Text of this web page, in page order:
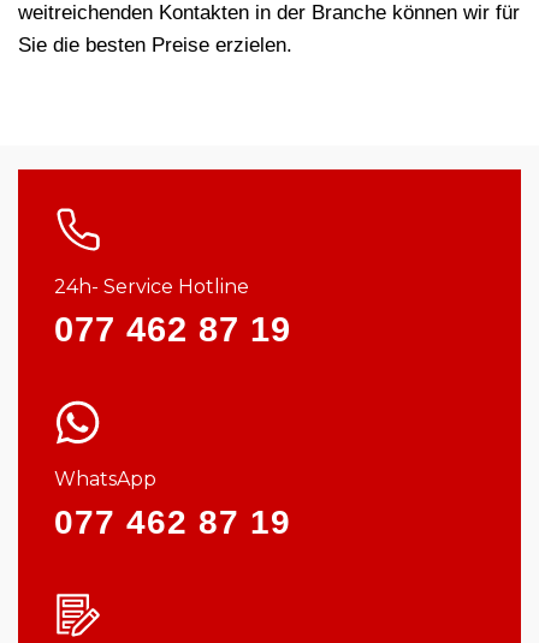
weitreichenden Kontakten in der Branche können wir für
Sie die besten Preise erzielen.
24h- Service Hotline
077 462 87 19
WhatsApp
077 462 87 19